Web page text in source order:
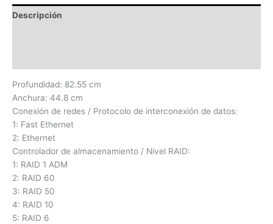
Descripción
Profundidad: 82.55 cm
Anchura: 44.8 cm
Conexión de redes / Protocolo de interconexión de datos:
1: Fast Ethernet
2: Ethernet
Controlador de almacenamiento / Nivel RAID:
1: RAID 1 ADM
2: RAID 60
3: RAID 50
4: RAID 10
5: RAID 6